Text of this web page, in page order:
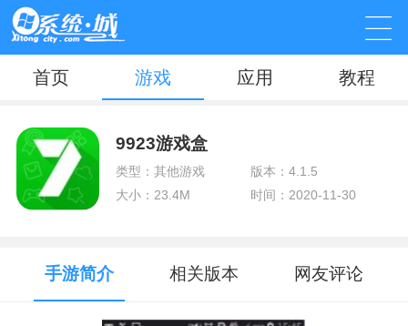
首页 游戏 应用 教程
9923游戏盒
类型：其他游戏
版本：4.1.5
大小：23.4M
时间：2020-11-30
手游简介 相关版本 网友评论